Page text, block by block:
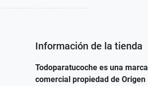
Información de la tienda
Todoparatucoche es una marca
comercial propiedad de Origen